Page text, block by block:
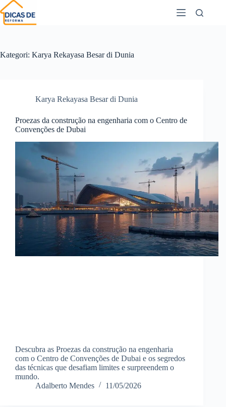
Kategori: Karya Rekayasa Besar di Dunia
Karya Rekayasa Besar di Dunia
Proezas da construção na engenharia com o Centro de
Convenções de Dubai
Descubra as Proezas da construção na engenharia
com o Centro de Convenções de Dubai e os segredos
das técnicas que desafiam limites e surpreendem o
mundo.
Adalberto Mendes
11/05/2026